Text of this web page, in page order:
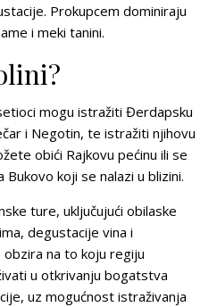
Prokupcem dominiraju
i meki tanini.
mogu istražiti Đerdapsku
i Negotin, te istražiti njihovu
obići Rajkovu pećinu ili se
koji se nalazi u blizini.
ture, uključujući obilaske
degustacije vina i
obzira na to koju regiju
u otkrivanju bogatstva
uz mogućnost istraživanja